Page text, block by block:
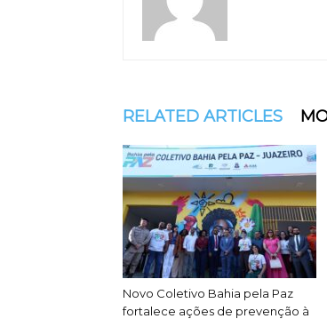
RELATED ARTICLES
Novo Coletivo Bahia pela Paz
fortalece ações de prevenção à